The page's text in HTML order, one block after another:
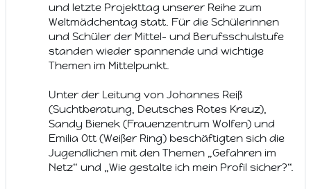
und letzte Projekttag unserer Reihe zum
Weltmädchentag statt. Für die Schülerinnen
und Schüler der Mittel- und Berufsschulstufe
standen wieder spannende und wichtige
Themen im Mittelpunkt.
Unter der Leitung von Johannes Reiß
(Suchtberatung, Deutsches Rotes Kreuz),
Sandy Bienek (Frauenzentrum Wolfen) und
Emilia Ott (Weißer Ring) beschäftigten sich die
Jugendlichen mit den Themen „Gefahren im
Netz“ und „Wie gestalte ich mein Profil sicher?“.